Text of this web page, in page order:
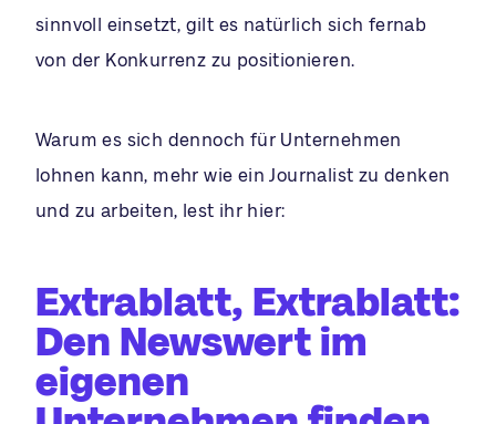
sinnvoll einsetzt, gilt es natürlich sich fernab
von der Konkurrenz zu positionieren.
Warum es sich dennoch für Unternehmen
lohnen kann, mehr wie ein Journalist zu denken
und zu arbeiten, lest ihr hier:
Extrablatt, Extrablatt:
Den Newswert im
eigenen